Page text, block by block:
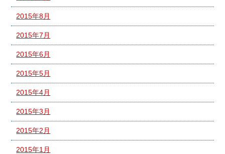
2015年8月
2015年7月
2015年6月
2015年5月
2015年4月
2015年3月
2015年2月
2015年1月